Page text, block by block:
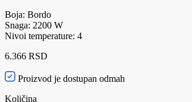
Boja: Bordo
Snaga: 2200 W
Nivoi temperature: 4
6.366 RSD
Proizvod je dostupan odmah
Količina